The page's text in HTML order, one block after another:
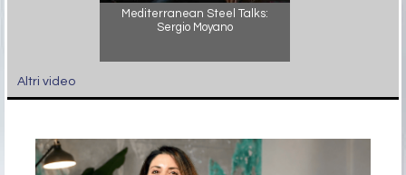
Mediterranean Steel Talks:
Sergio Moyano
Altri video